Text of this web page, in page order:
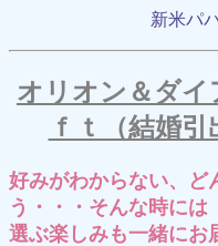
新米パ
オリオン＆ダイ
ｆｔ（結婚引
好みがわからない、ど
う・・・そんな時には
選ぶ楽しみも一緒にお